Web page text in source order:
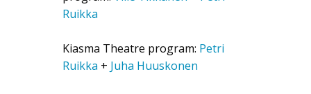
Ruikka
Kiasma Theatre program: Petri
Ruikka + Juha Huuskonen